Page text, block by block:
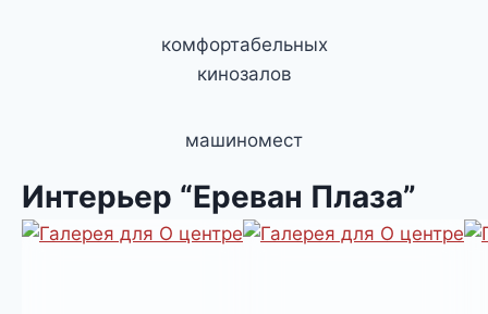
комфортабельных
кинозалов
машиномест
Интерьер “Ереван Плаза”